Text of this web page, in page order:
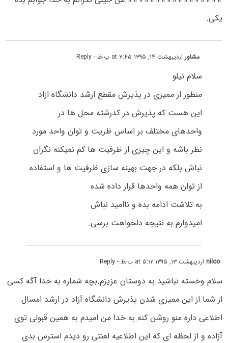
یکی.
مشاور اردیبهشت ۱۴, ۱۳۹۵ at ۷:۴۵ ب٫ظ - Reply
سلام نیلو
منظور از ممیزی در پذیرش مقطع ارشد دانشگاه ازاد
این هست که پذیرش در کدرشته محل ها در
واحدهای مختلف بر اساس ظریت و توان واحد مورد
نظر باشه و این چیزی از ظرفیت ها کم نمیکنه نگران
نباش بلکه در جهت بهینه سازی ظرفیت ها و استفاده
از توان همه واحدها قرار داده شده
به تلاشت ادامه بده و ناامید نباش
امیدوارم به نتیجه دلخواهت برسی.
nilooاردیبهشت ۱۳, ۱۳۹۵ at ۵:۱۲ ب٫ظ - Reply
سلام وخسته نباشید به دوستان عزیزم.بچه شماره به خدا آگه کسی
از شما از این ممیزی شدن پذیرش دانشگاه آزاد در ارشد امسال
اطلاعی داره منو روشن کنه.به خدا من امیدم به همین قبولی توی
آزاده و از لحظه ای که این اطلاعیه لعنتی رو دیدم استرس بدی